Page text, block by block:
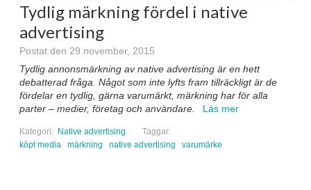
Tydlig märkning fördel i native
advertising
Postat den 29 november, 2015
Tydlig annonsmärkning av native advertising är en hett
debatterad fråga. Något som inte lyfts fram tillräckligt är de
fördelar en tydlig, gärna varumärkt, märkning har för alla
parter – medier, företag och användare.
Läs mer
Kategori: Native advertising
Taggar:
köpt media
märkning native advertising varumärke